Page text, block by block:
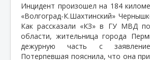
Инцидент произошел на 184
«Волгоград-К.Шахтинский»
Как рассказали «КЗ» в ГУ МВД по
области, жительница города
дежурную часть с
Потерпевшая пояснила, что она